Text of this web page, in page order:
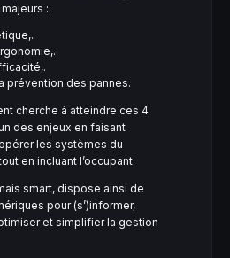
:.
prévention des pannes.
cherche à atteindre ces 4
des enjeux en faisant
les systèmes du
en incluant l’occupant.
smart, dispose ainsi de
pour (s’)informer,
et simplifier la gestion